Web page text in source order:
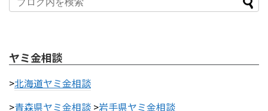
ヤミ金相談
>北海道ヤミ金相談
>青森県ヤミ金相談 >岩手県ヤミ金相談